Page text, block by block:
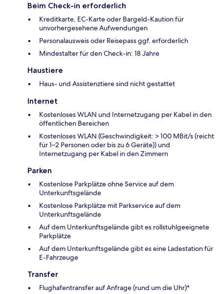
Beim Check-in erforderlich
Kreditkarte, EC-Karte oder Bargeld-Kaution für
unvorhergesehene Aufwendungen
Personalausweis oder Reisepass ggf. erforderlich
Mindestalter für den Check-in: 18 Jahre
Haustiere
Haus- und Assistenztiere sind nicht gestattet
Internet
Kostenloses WLAN und Internetzugang per Kabel in den
öffentlichen Bereichen
Kostenloses WLAN (Geschwindigkeit: > 100 MBit/s (reicht
für 1–2 Personen oder bis zu 6 Geräte)) und
Internetzugang per Kabel in den Zimmern
Parken
Kostenlose Parkplätze ohne Service auf dem
Unterkunftsgelände
Kostenlose Parkplätze mit Parkservice auf dem
Unterkunftsgelände
Auf dem Unterkunftsgelände gibt es rollstuhlgeeignete
Parkplätze
Auf dem Unterkunftsgelände gibt es eine Ladestation für
E-Fahrzeuge
Transfer
Flughafentransfer auf Anfrage (rund um die Uhr)*